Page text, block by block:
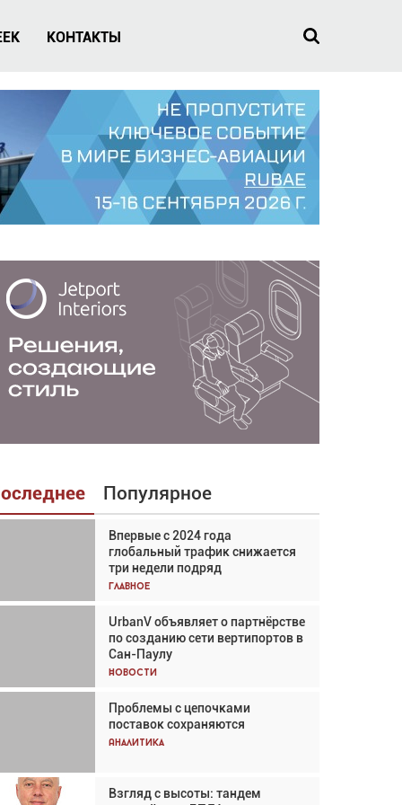
КОНТАКТЫ
Популярное
Впервые с 2024 года
глобальный трафик снижается
три недели подряд
Главное
UrbanV объявляет о партнёрстве
по созданию сети вертипортов в
Сан-Паулу
Новости
Проблемы с цепочками
поставок сохраняются
Аналитика
Взгляд с высоты: тандем
Взгляд с высоты: тандем
вертолётов и БПЛА в
спасательных операциях
Главное
Авиационный фотограф Дэйв
Кох: «Фотография говорит сама
за себя... а ИИ всё портит»
Новости
Впервые с 2024 года
глобальный трафик снижается
три недели подряд
Частный самолёт – это актив.